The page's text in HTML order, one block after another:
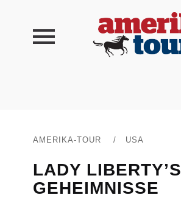
AMERIKA-TOUR / USA
LADY LIBERTY’S
GEHEIMNISSE